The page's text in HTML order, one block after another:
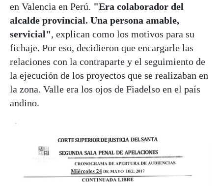
en Valencia en Perú. "Era colaborador del
alcalde provincial. Una persona amable,
servicial", explican como los motivos para su
fichaje. Por eso, decidieron que encargarle las
relaciones con la contraparte y el seguimiento de
la ejecución de los proyectos que se realizaban en
la zona. Valle era los ojos de Fiadelso en el país
andino.